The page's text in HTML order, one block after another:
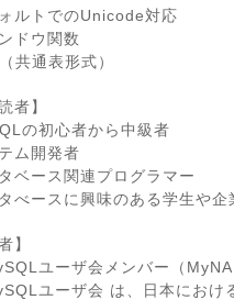
ォルトでのUnicode対応
ドウ関数
共通表形式）
者】
の初心者から中級者
ム開発者
ベース関連プログラマー
タべースに興味のある学生や
】
ユーザ会メンバー（MyNA
ユーザ会 は、日本におけ